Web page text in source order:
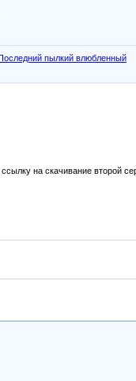
пылкий влюбленный
на скачивание второй